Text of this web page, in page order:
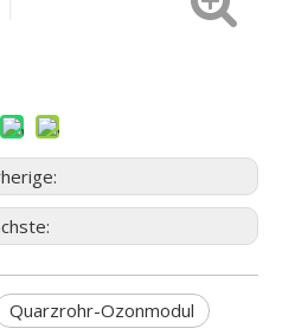
Quarzrohr-Ozonmodul